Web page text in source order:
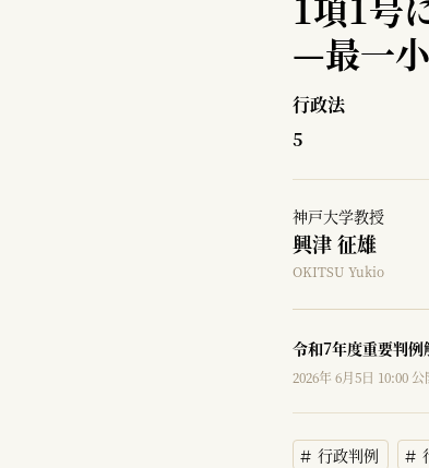
—最一
行政法
5
神戸大学教授
興津 征雄
OKITSU Yukio
令和7年度重要判
2026年 6月5日 10:00 公
行政判例